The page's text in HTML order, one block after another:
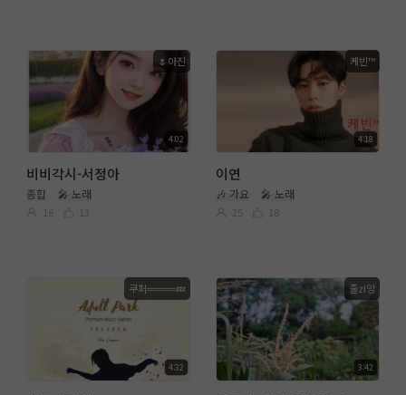
4:02
🌷아진
비비각시-서정아
종합 🎤 노래
16 13
4:18
케빈™
이연
🎶 가요 🎤 노래
25 18
4:32
쿠퍼════💤
3:42
줄zl앙